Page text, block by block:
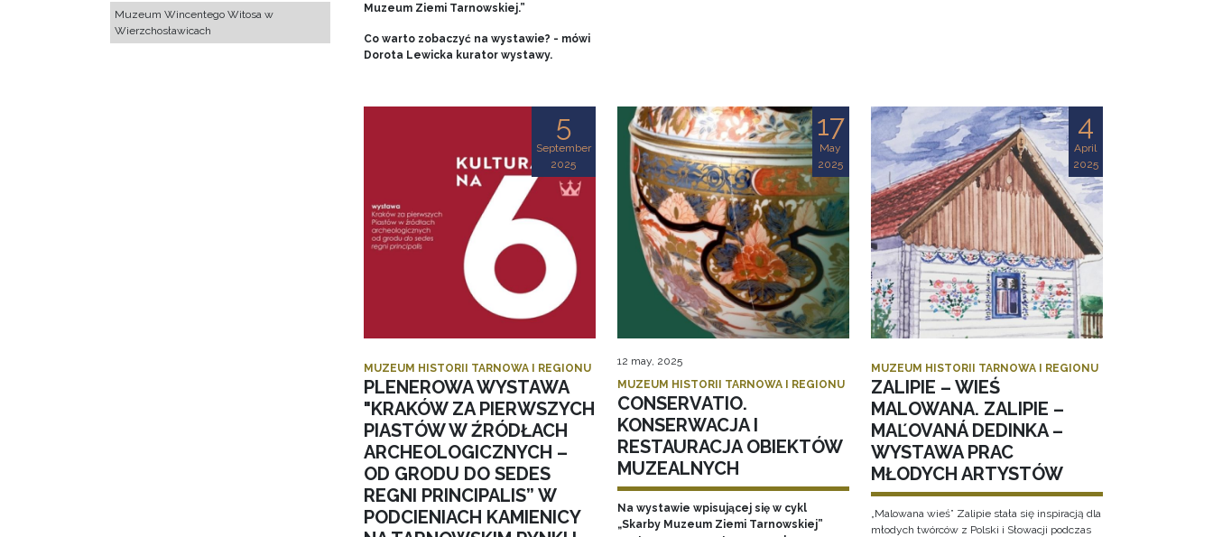
Muzeum Wincentego Witosa w
Wierzchosławicach
Muzeum Ziemi Tarnowskiej.”
Co warto zobaczyć na wystawie? - mówi
Dorota Lewicka kurator wystawy.
5
September
2025
MUZEUM HISTORII TARNOWA I REGIONU
PLENEROWA WYSTAWA
"KRAKÓW ZA PIERWSZYCH
PIASTÓW W ŹRÓDŁACH
ARCHEOLOGICZNYCH –
OD GRODU DO SEDES
REGNI PRINCIPALIS” W
PODCIENIACH KAMIENICY
17
May
2025
12 may, 2025
MUZEUM HISTORII TARNOWA I REGIONU
CONSERVATIO.
KONSERWACJA I
RESTAURACJA OBIEKTÓW
MUZEALNYCH
Na wystawie wpisującej się w cykl
„Skarby Muzeum Ziemi Tarnowskiej”
4
April
2025
MUZEUM HISTORII TARNOWA I REGIONU
ZALIPIE – WIEŚ
MALOWANA. ZALIPIE –
MAĽOVANÁ DEDINKA –
WYSTAWA PRAC
MŁODYCH ARTYSTÓW
„Malowana wieś” Zalipie stała się inspiracją dla
młodych twórców z Polski i Słowacji podczas